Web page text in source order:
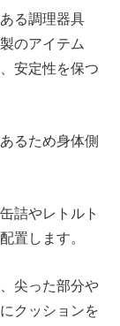
る調理器具
のアイテム
安定性を保つ
るため身体側
詰やレトルト
置します。
尖った部分や
クッションを